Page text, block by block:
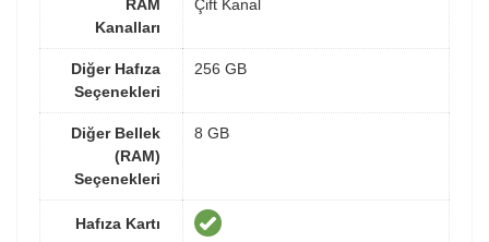
RAM
Kanalları
Çift Kanal
Diğer Hafıza
Seçenekleri
256 GB
Diğer Bellek
(RAM)
Seçenekleri
8 GB
Hafıza Kartı